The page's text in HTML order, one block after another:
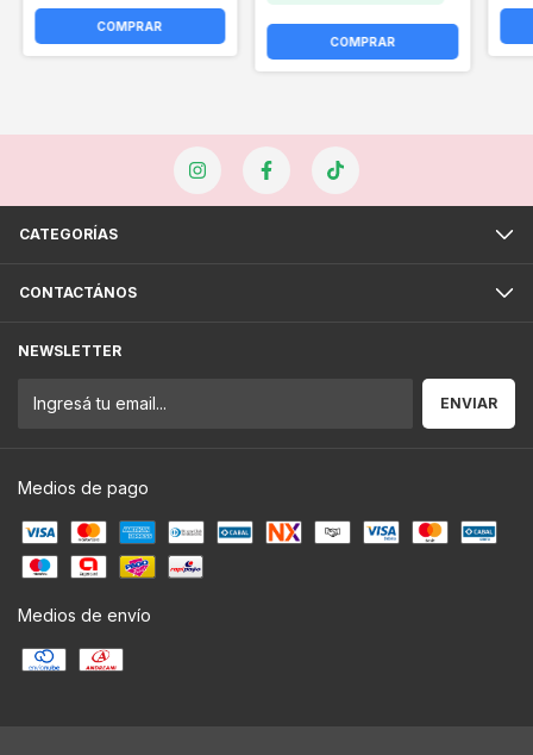
COMPRAR
CATEGORÍAS
CONTACTÁNOS
NEWSLETTER
Medios de pago
Medios de envío